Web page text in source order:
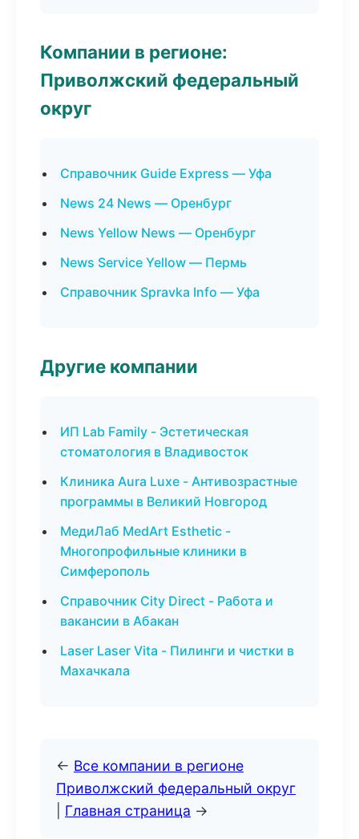
Компании в регионе:
Приволжский федеральный
округ
Справочник Guide Express — Уфа
News 24 News — Оренбург
News Yellow News — Оренбург
News Service Yellow — Пермь
Справочник Spravka Info — Уфа
Другие компании
ИП Lab Family - Эстетическая
стоматология в Владивосток
Клиника Aura Luxe - Антивозрастные
программы в Великий Новгород
МедиЛаб MedArt Esthetic -
Многопрофильные клиники в
Симферополь
Справочник City Direct - Работа и
вакансии в Абакан
Laser Laser Vita - Пилинги и чистки в
Махачкала
← Все компании в регионе
Приволжский федеральный округ
Главная страница →